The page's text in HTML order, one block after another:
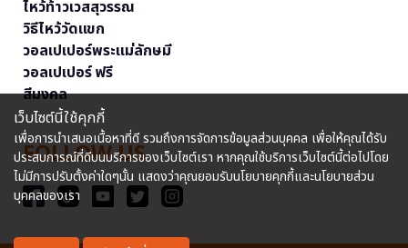
ไหว้ท้าวเวสสุวรรณ
วิธีไหว้วัดแขก
วอลเปเปอร์พระแม่ลักษมี
วอลเปเปอร์ ฟรี
สีมงคล
FOLLOW US
เว็บไซต์นี้ใช้คุกกี้
เพื่อการนำเสนอเนื้อหาที่ดี รวมถึงการจัดการข้อมูลส่วนบุคคล เพื่อให้คุณได้รับ
ประสบการณ์ที่ดีบนบริการของเว็บไซต์เรา หากคุณใช้บริการเว็บไซต์นี้ต่อไปโดย
ไม่มีการปรับตั้งค่าใดๆนั้น แสดงว่าคุณยอมรับนโยบายคุกกี้และนโยบายส่วน
บุคคลของเรา